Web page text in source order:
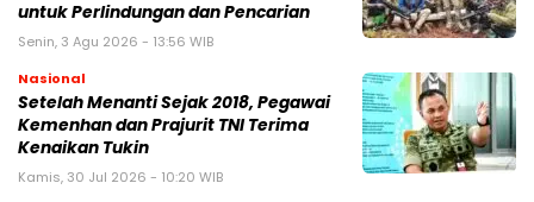
untuk Perlindungan dan Pencarian
Senin, 3 Agu 2026 - 13:56 WIB
Nasional
Setelah Menanti Sejak 2018, Pegawai
Kemenhan dan Prajurit TNI Terima
Kenaikan Tukin
Kamis, 30 Jul 2026 - 10:20 WIB